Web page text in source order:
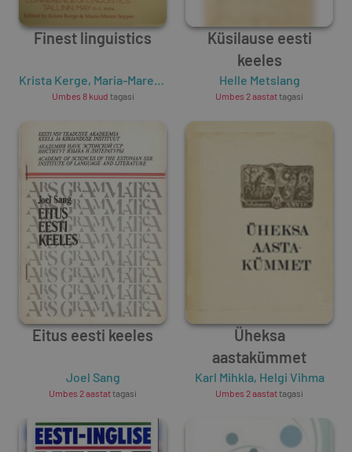
Finest linguistics
Krista Kerge, Maria-Maren Sepper
Umbes 8 kuud tagasi
Küsilause eesti
keeles
Helle Metslang
Umbes 2 aastattagasi
Eitus eesti keeles
Joel Sang
Umbes 2 aastattagasi
Üheksa
aastakümmet
Karl Mihkla, Helgi Vihma
Umbes 2 aastattagasi